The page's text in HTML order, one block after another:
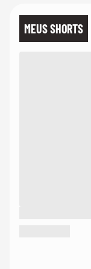
MEUS SHORTS